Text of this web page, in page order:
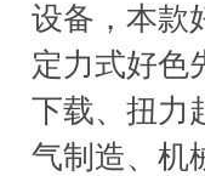
设备
定力式好色
下载、扭
气制造、机